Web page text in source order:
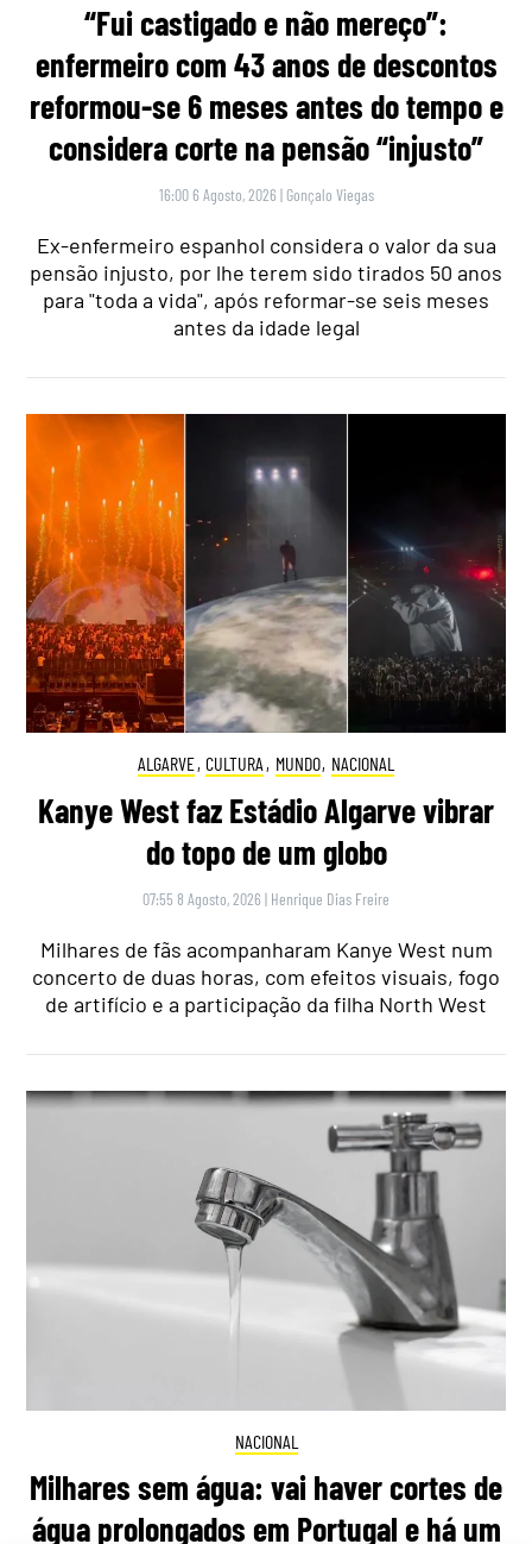
“Fui castigado e não mereço”:
enfermeiro com 43 anos de descontos
reformou-se 6 meses antes do tempo e
considera corte na pensão “injusto”
16:00 6 Agosto, 2026 | Gonçalo Viegas
Ex-enfermeiro espanhol considera o valor da sua
pensão injusto, por lhe terem sido tirados 50 anos
para "toda a vida", após reformar-se seis meses
antes da idade legal
ALGARVE, CULTURA , MUNDO, NACIONAL
Kanye West faz Estádio Algarve vibrar
do topo de um globo
07:55 8 Agosto, 2026 | Henrique Dias Freire
Milhares de fãs acompanharam Kanye West num
concerto de duas horas, com efeitos visuais, fogo
de artifício e a participação da filha North West
NACIONAL
Milhares sem água: vai haver cortes de
água prolongados em Portugal e há um